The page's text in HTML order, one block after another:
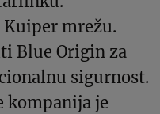
mrežu.
Blue Origin za
sigurnost.
kompanija je